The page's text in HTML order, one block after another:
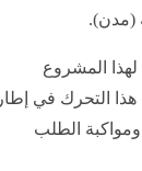
(مدن).
لهذا المشروع
حيث يأتي هذا التحرك في إطار
ومواكبة الطلب